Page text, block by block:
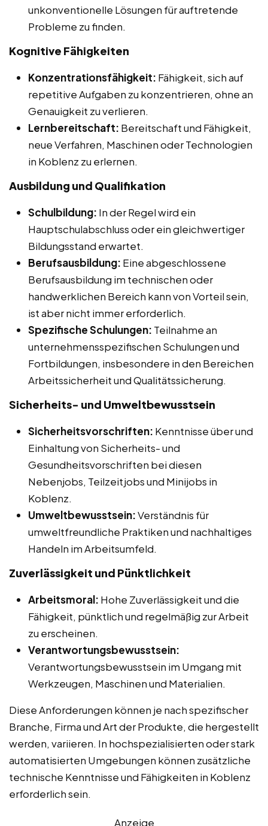
unkonventionelle Lösungen für auftretende
Probleme zu finden.
Kognitive Fähigkeiten
Konzentrationsfähigkeit: Fähigkeit, sich auf
repetitive Aufgaben zu konzentrieren, ohne an
Genauigkeit zu verlieren.
Lernbereitschaft: Bereitschaft und Fähigkeit,
neue Verfahren, Maschinen oder Technologien
in Koblenz zu erlernen.
Ausbildung und Qualifikation
Schulbildung: In der Regel wird ein
Hauptschulabschluss oder ein gleichwertiger
Bildungsstand erwartet.
Berufsausbildung: Eine abgeschlossene
Berufsausbildung im technischen oder
handwerklichen Bereich kann von Vorteil sein,
ist aber nicht immer erforderlich.
Spezifische Schulungen: Teilnahme an
unternehmensspezifischen Schulungen und
Fortbildungen, insbesondere in den Bereichen
Arbeitssicherheit und Qualitätssicherung.
Sicherheits- und Umweltbewusstsein
Sicherheitsvorschriften: Kenntnisse über und
Einhaltung von Sicherheits- und
Gesundheitsvorschriften bei diesen
Nebenjobs, Teilzeitjobs und Minijobs in
Koblenz.
Umweltbewusstsein:Verständnis für
umweltfreundliche Praktiken und nachhaltiges
Handeln im Arbeitsumfeld.
Zuverlässigkeit und Pünktlichkeit
Arbeitsmoral: Hohe Zuverlässigkeit und die
Fähigkeit, pünktlich und regelmäßig zur Arbeit
zu erscheinen.
Verantwortungsbewusstsein:
Verantwortungsbewusstsein im Umgang mit
Werkzeugen, Maschinen und Materialien.
Diese Anforderungen können je nach spezifischer
Branche, Firma und Art der Produkte, die hergestellt
werden, variieren. In hochspezialisierten oder stark
automatisierten Umgebungen können zusätzliche
technische Kenntnisse und Fähigkeiten in Koblenz
erforderlich sein.
Anzeige